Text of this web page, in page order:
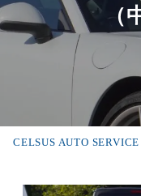
（
CELSUS AUTO